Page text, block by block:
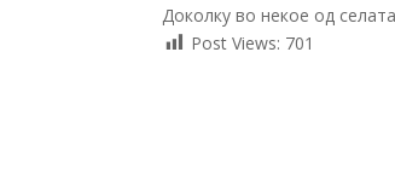
Доколку во некое од
Post Views: 701